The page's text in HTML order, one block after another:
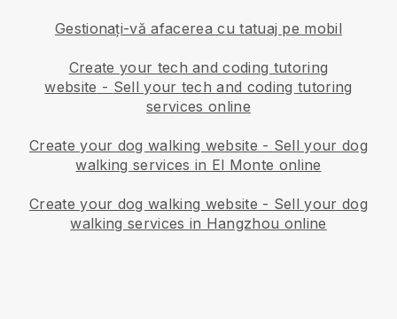
Gestionați-vă afacerea cu tatuaj pe mobil
Create your tech and coding tutoring
website - Sell your tech and coding tutoring
services online
Create your dog walking website - Sell your dog
walking services in El Monte online
Create your dog walking website - Sell your dog
walking services in Hangzhou online